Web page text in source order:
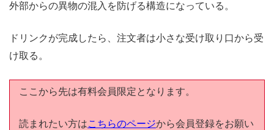
外部からの異物の混入を防げる構造になっている。
ドリンクが完成したら、注文者は小さな受け取り口から受
け取る。
ここから先は有料会員限定となります。
読まれたい方はこちらのページから会員登録をお願い